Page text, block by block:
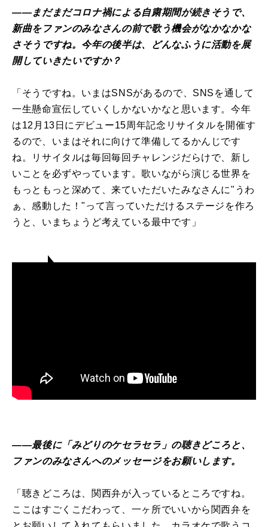
――まだまだコロナ禍による自粛期間が続きそうで、
新曲をファンのみなさんの前で歌う機会がなかなかな
さそうですね。今年の後半は、どんなふうに活動を展
開していきたいですか？
「そうですね。いまはSNSがあるので、SNSを通して
一生懸命宣伝していくしかないかなと思います。今年
は12月13日にデビュー15周年記念リサイタルを開催す
るので、いまはそれに向けて準備してるかんじです
ね。リサイタルは毎回毎回チャレンジだらけで、新し
いことを必ずやっています。歌いながら演じる世界を
もっともっと深めて、来ていただいたみなさんに"うわ
ぁ、感動した！"って言っていただけるステージを作ろ
うと、いまちょうど考えている最中です」
――最後に「みどりのケセラセラ」の聴きどころと、
ファンのみなさんへのメッセージをお願いします。
「聴きどころは、関西弁が入っているところですね。
ここはすごくこだわって、一ヶ所でいいから関西弁を